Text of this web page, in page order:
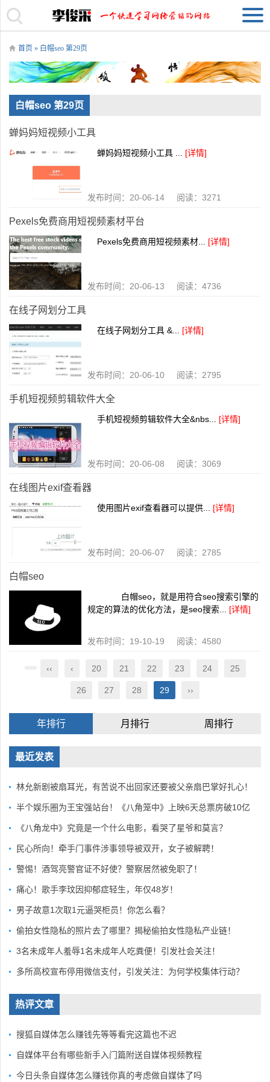
首页 » 白帽seo 第29页
白帽seo 第29页
蝉妈妈短视频小工具
蝉妈妈短视频小工具 ... [详情]
发布时间：20-06-14 阅读：3271
Pexels免费商用短视频素材平台
Pexels免费商用短视频素材... [详情]
发布时间：20-06-13 阅读：4736
在线子网划分工具
在线子网划分工具 &... [详情]
发布时间：20-06-10 阅读：2795
手机短视频剪辑软件大全
手机短视频剪辑软件大全&nbs... [详情]
发布时间：20-06-08 阅读：3069
在线图片exif查看器
使用图片exif查看器可以提供... [详情]
发布时间：20-06-07 阅读：2785
白帽seo
白帽seo，就是用符合seo搜索引擎的
规定的算法的优化方法，是seo搜索... [详情]
发布时间：19-10-19 阅读：4580
‹‹ ‹ 20 21 22 23 24 25
26 27 28 29 ››
年排行 月排行 周排行
最近发表
林允新剧被扇耳光，有苦说不出回家还要被父亲扇巴掌好扎心！
半个娱乐圈为王宝强站台！《八角笼中》上映6天总票房破10亿
《八角龙中》究竟是一个什么电影，看哭了星爷和莫言？
民心所向！牵手门事件涉事领导被双开，女子被解聘！
警惕！酒驾亮警官证不好使？警察居然被免职了！
痛心！歌手李玟因抑郁症轻生，年仅48岁！
男子故意1次取1元逼哭柜员！你怎么看？
偷拍女性隐私的照片去了哪里？揭秘偷拍女性隐私产业链！
3名未成年人羞辱1名未成年人吃粪便！引发社会关注！
多所高校宣布停用微信支付，引发关注：为何学校集体行动？
热评文章
搜狐自媒体怎么赚钱先等等看完这篇也不迟
自媒体平台有哪些新手入门篇附送自媒体视频教程
今日头条自媒体怎么赚钱你真的考虑做自媒体了吗